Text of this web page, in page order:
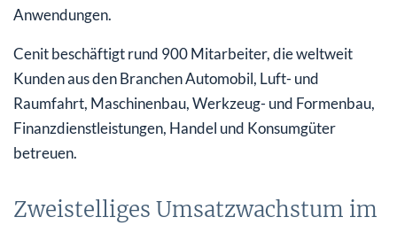
Anwendungen.
Cenit beschäftigt rund 900 Mitarbeiter, die weltweit
Kunden aus den Branchen Automobil, Luft- und
Raumfahrt, Maschinenbau, Werkzeug- und Formenbau,
Finanzdienst­leistungen, Handel und Konsumgüter
betreuen.
Zweistelliges Umsatzwachstum im